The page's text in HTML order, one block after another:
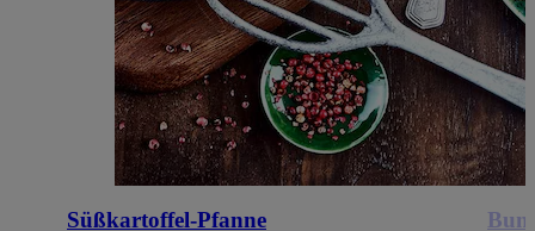
Süßkartoffel-Pfanne